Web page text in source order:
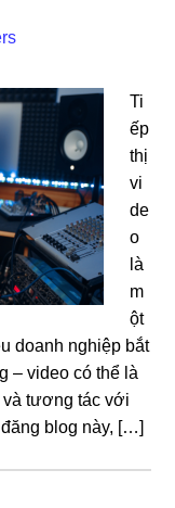
Ti
ếp
thị
vi
de
o
là
m
ột
doanh nghiệp bắt
– video có thể là
và tương tác với
blog này, […]